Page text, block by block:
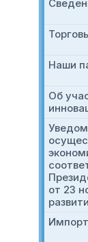
Наши
Об
от 23